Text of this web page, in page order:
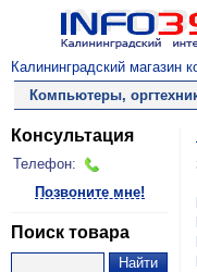
Калининградский магазин
Компьютеры,
Консультация
Телефон:
Позвоните мне!
Поиск товара